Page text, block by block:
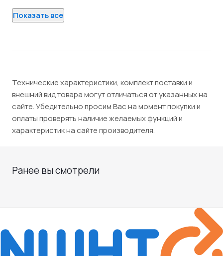
Показать все
Технические характеристики, комплект поставки и
внешний вид товара могут отличаться от указанных на
сайте. Убедительно просим Вас на момент покупки и
оплаты проверять наличие желаемых функций и
характеристик на сайте производителя.
Ранее вы смотрели